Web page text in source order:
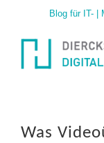
Blog für IT- |
Was